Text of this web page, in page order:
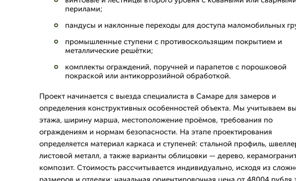
перилами;
пандусы и наклонные переходы для доступа маломобильных
промышленные ступени с противоскользящим покрытием и
металлические решётки;
комплекты ограждений, поручней и парапетов с порошковой
покраской или антикоррозийной обработкой.
Проект начинается с выезда специалиста в Самаре для замеров и
определения конструктивных особенностей объекта. Мы учитываем
этажа, ширину марша, местоположение проёмов, требования по
ограждениям и нормам безопасности. На этапе проектирования
определяется материал каркаса и ступеней: стальной профиль,
листовой металл, а также варианты облицовки — дерево,
композит. Стоимость рассчитывается индивидуально, исходя из